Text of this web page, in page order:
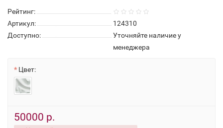
Рейтинг:
Артикул:
124310
Доступно:
Уточняйте наличие у
менеджера
Цвет:
50000 р.